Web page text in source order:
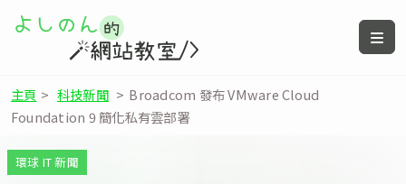
主頁 > 科技新聞 > Broadcom 發布 VMware Cloud
Foundation 9 簡化私有雲部署
環球 IT 新聞